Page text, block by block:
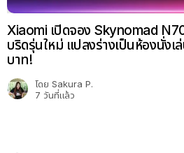
Xiaomi เปิดจอง Skynomad
บริดรุ่นใหม่ แปลงร่างเป็นห้องนั่งเ
บาท!
โดย Sakura P.
7 วันที่แล้ว